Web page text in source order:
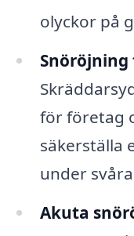
olyckor på
för företag
säkerställa
under
Akuta